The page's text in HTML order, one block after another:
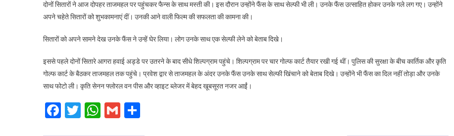
और
कृति
ने
पर
फैंस
के
दोनों सितारों ने आज दोपहर ताजमहल पर पहुंचकर फैन्स के साथ मस्ती की। इस दौरान उन्होंने फैंस के साथ सेल्फी भी ली। उनके फैंस उत्साहित होकर उनके गले लग गए। उन्होंने
अपने चहेते सितारों को शुभकामनाएं दीं। उनकी आने वाली फिल्म की सफलता की कामना की।
सितारों को अपने सामने देख उनके फैंस ने उन्हें घेर लिया। लोग उनके साथ एक सेल्फी लेने को बेताब दिखे।
इससे पहले दोनों सितारे आगरा हवाई अड्डे पर उतरने के बाद सीधे शिल्पग्राम पहुंचे। शिल्पग्राम पर चार गोल्फ कार्ट तैयार रखी गई थीं। पुलिस की सुरक्षा के बीच कार्तिक और कृति
गोल्फ कार्ट के बैठकर ताजमहल तक पहुंचे। प्रवेश द्वार से ताजमहल के अंदर उनके फैंस उनके साथ सेल्फी खिंचाने को बेताब दिखे। उन्होंने भी फैंस का दिल नहीं तोड़ा और उनके
साथ फोटो ली। कृति सेनन फ्लोरल वन पीस और व्हाइट ब्लेजर में बेहद खूबसूरत नजर आईं।
Facebook
Twitter
WhatsApp
Gmail